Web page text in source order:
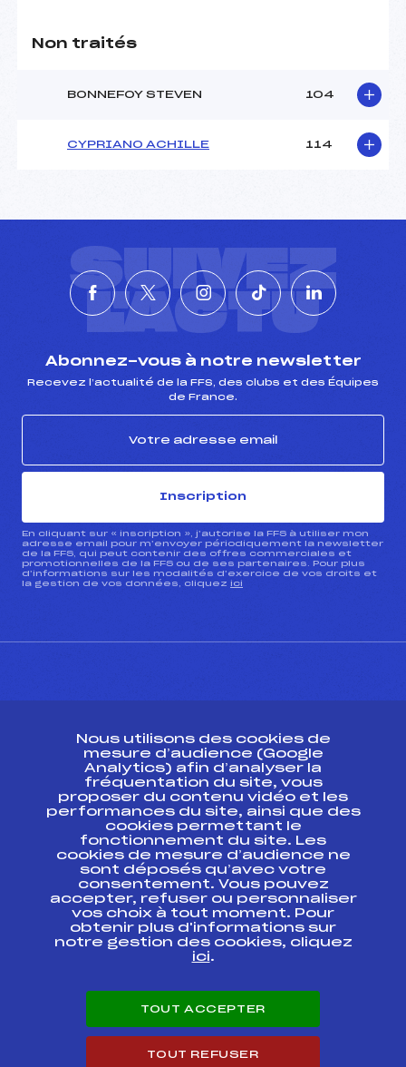
Non traités
BONNEFOY STEVEN 104
CYPRIANO ACHILLE 114
SUIVEZ
L'ACTU
Abonnez-vous à notre newsletter
Recevez l’actualité de la FFS, des clubs et des Équipes
de France.
Inscription
En cliquant sur « inscription », j’autorise la FFS à utiliser mon
adresse email pour m’envoyer périodiquement la newsletter
de la FFS, qui peut contenir des offres commerciales et
promotionnelles de la FFS ou de ses partenaires. Pour plus
d’informations sur les modalités d’exercice de vos droits et
la gestion de vos données, cliquez ici
Ressources
Pass’Neige
Projet sportif fédéral
Projet de performance fédéral
Antidopage
Pôle Développement, Formation, Suivi
Scientifique
Listes ministérielles
Pôle vie de l’athlète
Enseignement professionnel
Carrières
Nous utilisons des cookies de
mesure d’audience (Google
Analytics) afin d’analyser la
fréquentation du site, vous
proposer du contenu vidéo et les
performances du site, ainsi que des
cookies permettant le
fonctionnement du site. Les
cookies de mesure d’audience ne
sont déposés qu’avec votre
consentement. Vous pouvez
accepter, refuser ou personnaliser
vos choix à tout moment. Pour
obtenir plus d'informations sur
notre gestion des cookies, cliquez
ici.
TOUT ACCEPTER
TOUT REFUSER